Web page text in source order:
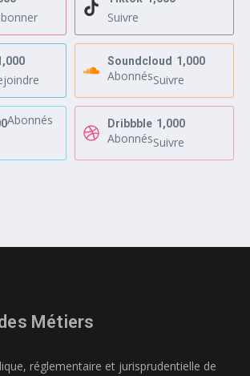
Suivre
Soundcloud 1,000
AbonnésSuivre
Abonnés
Dribbble 1,000
AbonnésSuivre
Métiers
réglementaire et jurisprudentielle de